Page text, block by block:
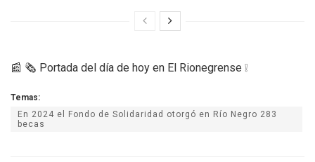
📰 🗞 Portada del día de hoy en El Rionegrense ❕
Temas:
En 2024 el Fondo de Solidaridad otorgó en Río Negro 283
becas